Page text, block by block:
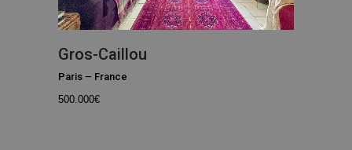
Gros-Caillou
Paris – France
500.000€